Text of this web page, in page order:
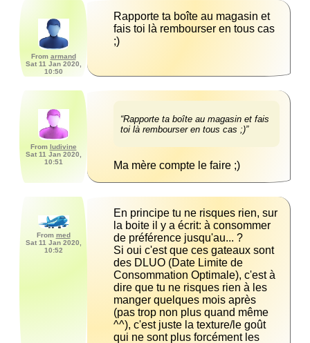
From armand
Sat 11 Jan 2020,
10:50
Rapporte ta boîte au magasin et
fais toi là rembourser en tous cas
;)
From ludivine
Sat 11 Jan 2020,
10:51
“Rapporte ta boîte au magasin et fais
toi là rembourser en tous cas ;)”
Ma mère compte le faire ;)
From med
Sat 11 Jan 2020,
10:52
En principe tu ne risques rien, sur
la boite il y a écrit: à consommer
Si oui c'est que ces gateaux sont
des DLUO (Date Limite de
Consommation Optimale), c'est à
dire que tu ne risques rien à les
manger quelques mois après
(pas trop non plus quand même
^^), c'est juste la texture/le goût
qui ne sont plus forcément les